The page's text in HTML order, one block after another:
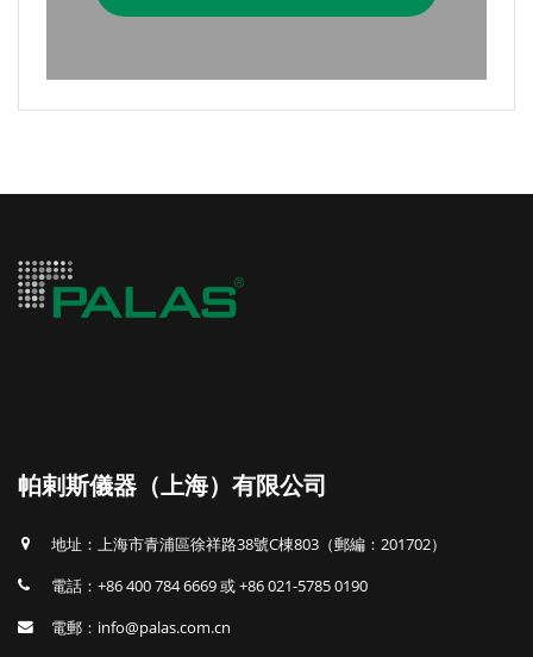
帕剌斯儀器（上海）有限公司
地址：上海市青浦區徐祥路38號C棟803（郵編：201702）
電話：+86 400 784 6669 或 +86 021-5785 0190
電郵：info@palas.com.cn